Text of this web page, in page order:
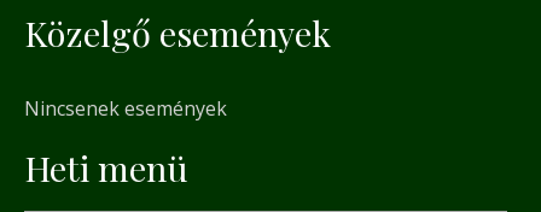
a
c
f
Közelgő események
Nincsenek események
Heti menü